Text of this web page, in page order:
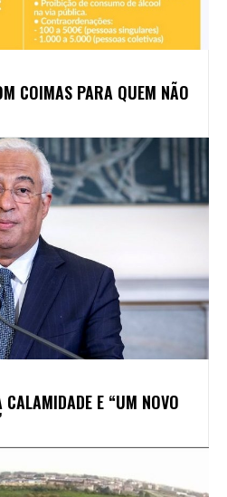
COIMAS PARA QUEM NÃO
E “UM NOVO